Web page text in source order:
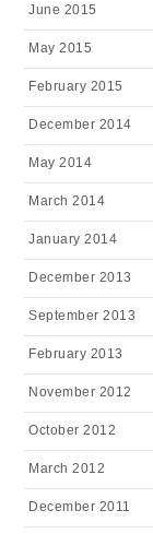
June 2015
May 2015
February 2015
December 2014
May 2014
March 2014
January 2014
December 2013
September 2013
February 2013
November 2012
October 2012
March 2012
December 2011